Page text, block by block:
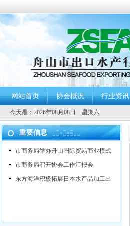
网站首页 协会概况 行业资讯
今天是： 2026年08月08日 星期六
重要信息
市商务局举办舟山国际贸易商业模式
市商务局召开协会工作汇报会
东方海洋积极拓展日本水产品加工出